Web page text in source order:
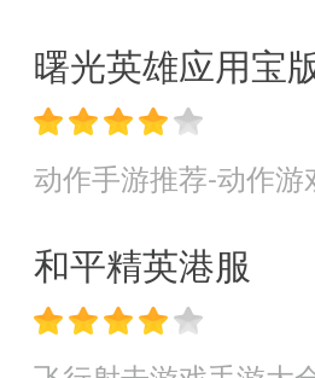
曙光英雄应用宝
动作手游推荐-动作
和平精英港服